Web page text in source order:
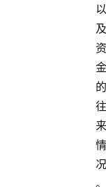
以
及
资
金
的
往
来
情
况
。